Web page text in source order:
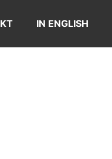
IN ENGLISH